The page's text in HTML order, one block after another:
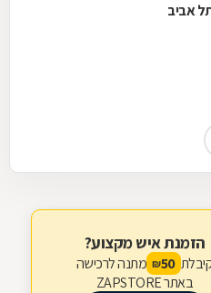
הזמנת איש מקצוע?
50
₪ מתנה לרכישה
באתר ZAPSTORE